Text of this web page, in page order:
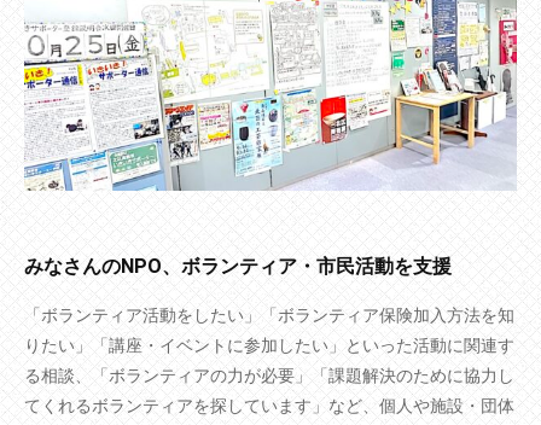
みなさんのNPO、ボランティア・市民活動を支援
「ボランティア活動をしたい」「ボランティア保険加入方法を知
りたい」「講座・イベントに参加したい」といった活動に関連す
る相談、「ボランティアの力が必要」「課題解決のために協力し
てくれるボランティアを探しています」など、個人や施設・団体